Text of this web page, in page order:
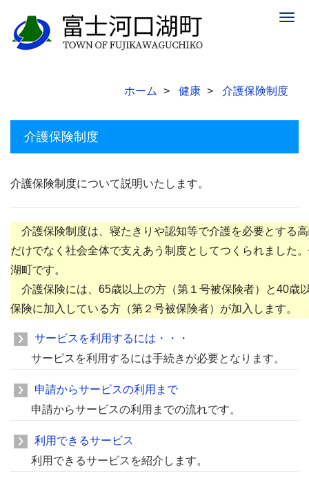
ホーム 健康 介護保険制度
介護保険制度
介護保険制度について説明いたします。
介護保険制度は、寝たきりや認知等で介護を必要とする
だけでなく社会全体で支えあう制度としてつくられました
湖町です。
介護保険には、65歳以上の方（第１号被保険者）と40歳
保険に加入している方（第２号被保険者）が加入します。
サービスを利用するには・・・
サービスを利用するには手続きが必要となります。
申請からサービスの利用まで
申請からサービスの利用までの流れです。
利用できるサービス
利用できるサービスを紹介します。